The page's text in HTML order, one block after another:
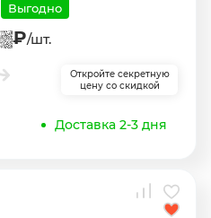
Выгодно
₽/шт.
Откройте секретную
цену со скидкой
Доставка 2-3 дня